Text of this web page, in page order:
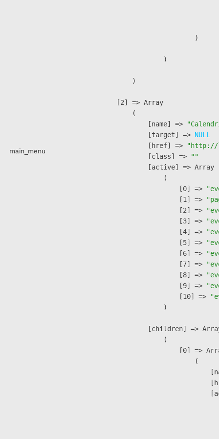
main_menu
                        )
                )
        )
    [2] => Array
        (
            [name] =>
            [target] =>
NULL
            [href] =>
"http://
            [class] =>
""
            [active] => Array
                (
                    [0] =>
                    [1] =>
                    [2] =>
                    [3] =>
                    [4] =>
                    [5] =>
                    [6] =>
                    [7] =>
                    [8] =>
                    [9] =>
                    [10] =>
                )
[children] =>
                (
[0] =>
                        (